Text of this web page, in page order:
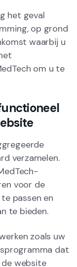
het geval
op grond
waarbij u
om u te
verzamelen.
voor de
passen en
te bieden.
zoals uw
dat
website